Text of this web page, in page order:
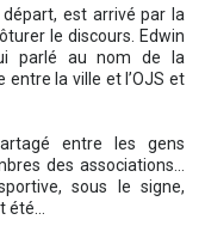
départ, est arrivé par la
le discours. Edwin
parlé au nom de la
la ville et l’OJS et
entre les gens
des associations…
sous le signe,
été…